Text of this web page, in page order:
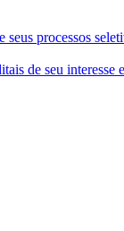
processos
de seu